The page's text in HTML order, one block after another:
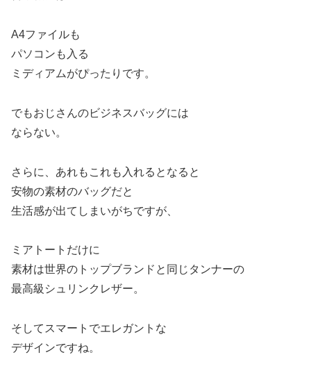
A4ファイルも
パソコンも入る
ミディアムがぴったりです。
でもおじさんのビジネスバッグには
ならない。
さらに、あれもこれも入れるとなると
安物の素材のバッグだと
生活感が出てしまいがちですが、
ミアトートだけに
素材は世界のトップブランドと同じタンナーの
最高級シュリンクレザー。
そしてスマートでエレガントな
デザインですね。